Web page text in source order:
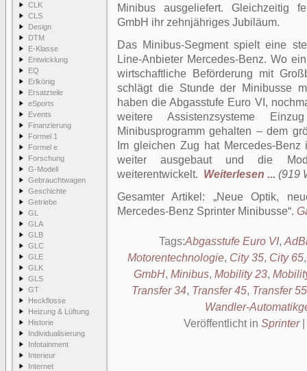
CLK
CLS
Design
DTM
E-Klasse
Entwicklung
EQ
Erlkönig
Ersatzteile
eSports
Events
Finanzierung
Formel 1
Formel e
Forschung
G-Modell
Gebrauchtwagen
Geschichte
Getriebe
GL
GLA
GLB
GLC
GLE
GLK
GLS
GT
Heckflosse
Heizung & Lüftung
Historie
Individualisierung
Infotainment
Interieur
Internet
Minibus ausgeliefert. Gleichzeitig
GmbH ihr zehnjähriges Jubiläum.
Das Minibus-Segment spielt eine
Line-Anbieter Mercedes-Benz. Wo
wirtschaftliche Beförderung mit
schlägt die Stunde der Minibusse
haben die Abgasstufe Euro VI,
weitere Assistenzsysteme
Minibusprogramm gehalten – dem
Im gleichen Zug hat Mercedes-
weiter ausgebaut und die
weiterentwickelt. Weiterlesen ... (919
Gesamter Artikel:
Neue Optik,
Mercedes-Benz Sprinter Minibusse .
Tags:Abgasstufe Euro VI,
Motorentechnologie, City 35, City 65
GmbH, Minibus, Mobility 23,
Transfer 34, Transfer 45, Transfer 55
Wandler-
Veröffentlicht in Sprinter|